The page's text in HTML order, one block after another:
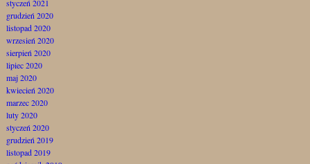
styczeń 2021
grudzień 2020
listopad 2020
wrzesień 2020
sierpień 2020
lipiec 2020
maj 2020
kwiecień 2020
marzec 2020
luty 2020
styczeń 2020
grudzień 2019
listopad 2019